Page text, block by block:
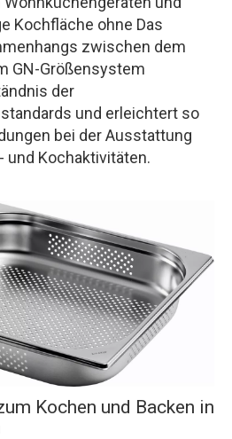
Kochfläche ohne Das
zwischen dem
GN-Größensystem
der
und erleichtert so
bei der Ausstattung
und Kochaktivitäten.
Kochen und Backen in